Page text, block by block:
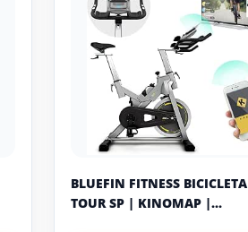
BLUEFIN FITNESS BICICLETA
TOUR SP | KINOMAP |...